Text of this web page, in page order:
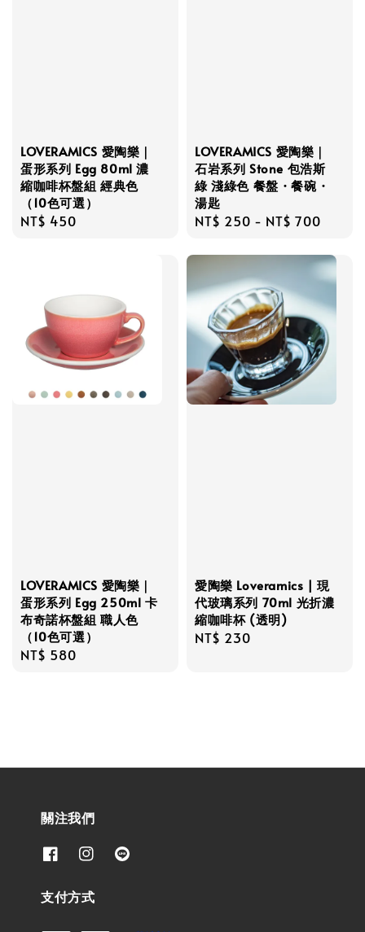
LOVERAMICS 愛陶樂｜
蛋形系列 Egg 80ml 濃
縮咖啡杯盤組 經典色
（10色可選）
Regular
NT$ 450
LOVERAMICS 愛陶樂｜
石岩系列 Stone 包浩斯
綠 淺綠色 餐盤・餐碗・
湯匙
Regular
NT$ 250 - NT$ 700
LOVERAMICS 愛陶樂｜
蛋形系列 Egg 250ml 卡
布奇諾杯盤組 職人色
（10色可選）
Regular
NT$ 580
愛陶樂 Loveramics | 現
代玻璃系列 70ml 光折濃
縮咖啡杯 (透明)
Regular
NT$ 230
關注我們
支付方式